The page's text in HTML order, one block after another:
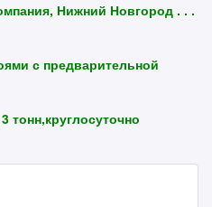
Нижний Новгород . . .
с предварительной
тонн,круглосуточно